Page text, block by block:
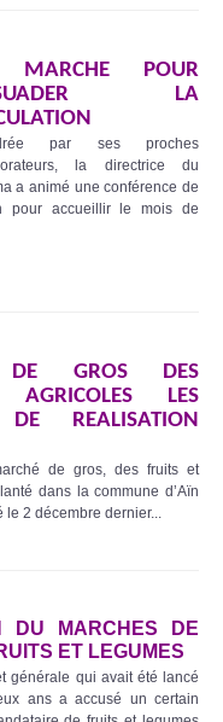
MARCHE POUR
LA
par ses proches
la directrice du
a animé une conférence de
pour accueillir le mois de
DE GROS DES
AGRICOLES LES
REALISATION
de gros, des fruits et
dans la commune d’Aïn
2 décembre dernier...
DU MARCHES DE
ET LEGUMES
générale qui avait été lancé
ans a accusé un certain